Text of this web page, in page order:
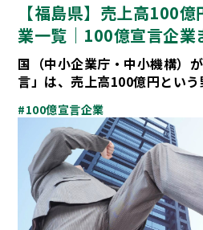
【福島県】売上高100
業一覧｜100億宣言企業
国（中小企業庁・中小機構）
言」は、売上高100億円とい
#100億宣言企業